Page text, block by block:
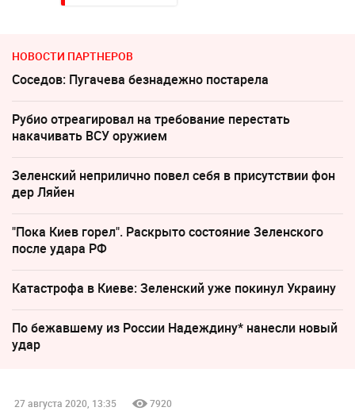
НОВОСТИ ПАРТНЕРОВ
Соседов: Пугачева безнадежно постарела
Рубио отреагировал на требование перестать
накачивать ВСУ оружием
Зеленский неприлично повел cебя в присутствии фон
дер Ляйен
"Пока Киев горел". Раскрыто состояние Зеленского
после удара РФ
Катастрофа в Киеве: Зеленский уже покинул Украину
По бежавшему из России Надеждину* нанесли новый
удар
27 августа 2020, 13:35 7920